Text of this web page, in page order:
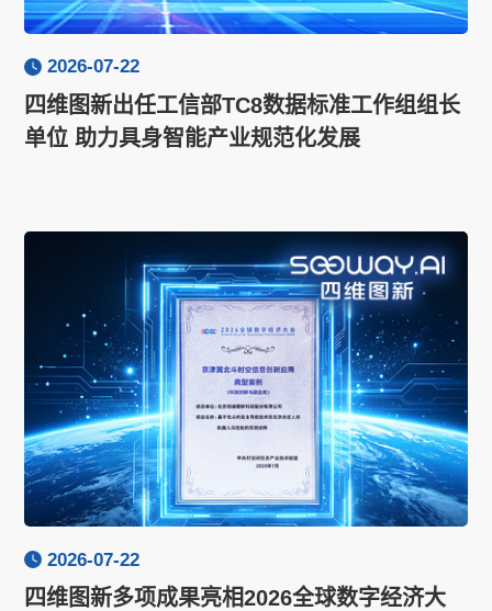
2026-07-22
四维图新出任工信部TC8数据标准工作组组长
单位 助力具身智能产业规范化发展
2026-07-22
四维图新多项成果亮相2026全球数字经济大